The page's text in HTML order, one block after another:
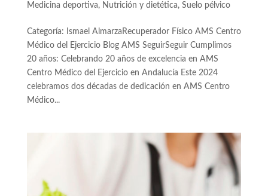
Medicina deportiva, Nutrición y dietética, Suelo pélvico
Categoría: Ismael AlmarzaRecuperador Físico AMS Centro
Médico del Ejercicio Blog AMS SeguirSeguir Cumplimos
20 años: Celebrando 20 años de excelencia en AMS
Centro Médico del Ejercicio en Andalucía Este 2024
celebramos dos décadas de dedicación en AMS Centro
Médico...